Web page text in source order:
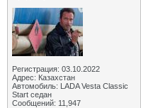
Регистрация: 03.10.2022
Адрес: Казахстан
Автомобиль: LADA Vesta Classic
Start седан
Сообщений: 11,947